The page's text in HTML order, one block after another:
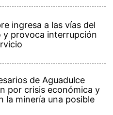
ingresa a las vías del
y provoca interrupción
de Aguadulce
por crisis económica y
la minería una posible